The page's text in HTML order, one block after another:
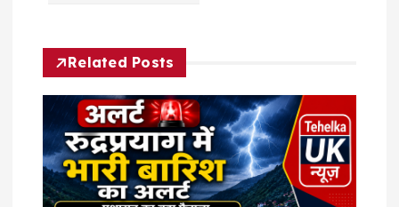
a
v
g
Related Posts